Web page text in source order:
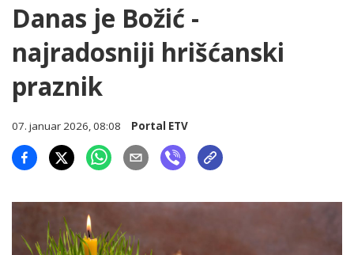
Danas je Božić -
najradosniji hrišćanski
praznik
07. januar 2026, 08:08 Portal ETV